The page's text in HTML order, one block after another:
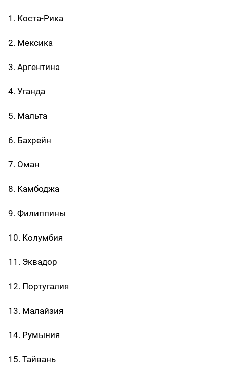
1. Коста-Рика
2. Мексика
3. Аргентина
4. Уганда
5. Мальта
6. Бахрейн
7. Оман
8. Камбоджа
9. Филиппины
10. Колумбия
11. Эквадор
12. Португалия
13. Малайзия
14. Румыния
15. Тайвань